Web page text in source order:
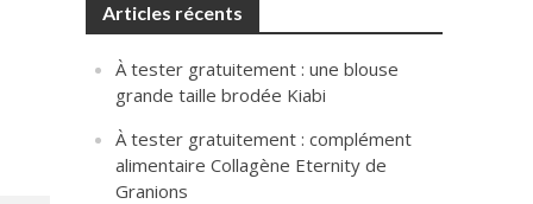
Articles récents
À tester gratuitement : une blouse
grande taille brodée Kiabi
À tester gratuitement : complément
alimentaire Collagène Eternity de
Granions